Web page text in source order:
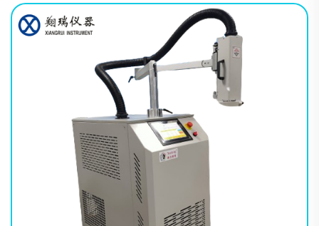
主要技术指标标准系统配置气体传输管温度范围-60℃～＋150℃出
气口温度偏差±2.0℃，出气口稳定后：±1.0℃温度显示精度0.1℃温
度变化速度（出气口、空载）-40℃～+150℃，转换约10秒+15